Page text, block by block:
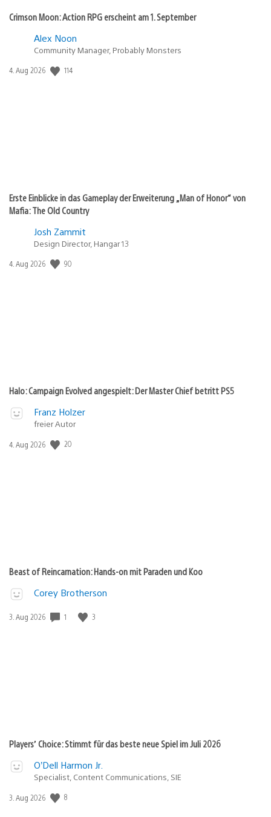
Crimson Moon: Action RPG erscheint am 1. September
Alex Noon
Community Manager, Probably Monsters
Veröffentlichungsdatum:
4. Aug 2026 114
Erste Einblicke in das Gameplay der Erweiterung „Man of Honor“ von
Mafia: The Old Country
Josh Zammit
Design Director, Hangar 13
Veröffentlichungsdatum:
4. Aug 2026 90
Halo: Campaign Evolved angespielt: Der Master Chief betritt PS5
Franz Holzer
freier Autor
Veröffentlichungsdatum:
4. Aug 2026 20
Beast of Reincarnation: Hands-on mit Paraden und Koo
Corey Brotherson
Veröffentlichungsdatum:
3. Aug 2026 1 3
Players’ Choice: Stimmt für das beste neue Spiel im Juli 2026
O’Dell Harmon Jr.
Specialist, Content Communications, SIE
Veröffentlichungsdatum:
3. Aug 2026 8